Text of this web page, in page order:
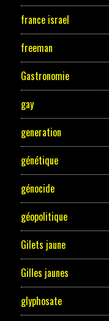
france israel
freeman
Gastronomie
gay
generation
génétique
génocide
géopolitique
Gilets jaune
Gilles jaunes
glyphosate